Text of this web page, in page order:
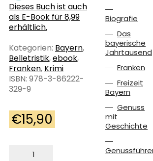
Dieses Buch ist auch
als E-Book für 8,99
erhältlich.
Kategorien: Bayern,
Belletristik,ebook,
Franken, Krimi
ISBN: 978-3-86222-
329-9
€15,90
Bayreuth
Biografie
Das
bayerische
Jahrtausend
Franken
Freizeit
Bayern
Genuss
mit
Geschichte